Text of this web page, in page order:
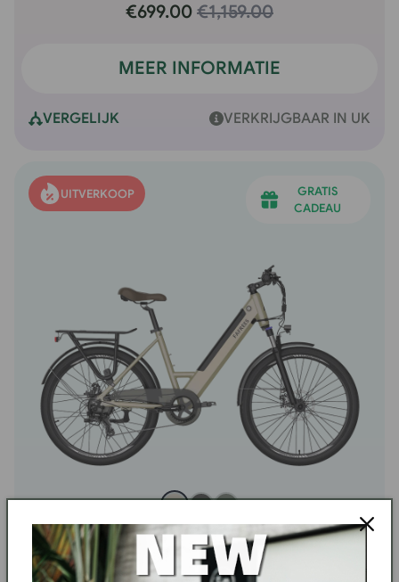
€699.00 €1,159.00
MEER INFORMATIE
VERGELIJK VERKRIJGBAAR IN UK
UITVERKOOP
GRATIS
CADEAU
F26 Pro
App-smart rijden met step-thru gemak